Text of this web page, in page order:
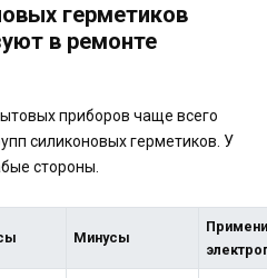
герметиков
в ремонте
приборов чаще всего
силиконовых герметиков. У
стороны.
Минусы